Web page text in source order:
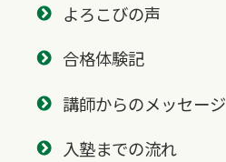
よろこびの声
合格体験記
講師からのメッセージ
入塾までの流れ